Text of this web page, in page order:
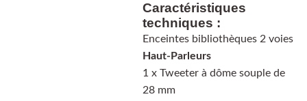
Caractéristiques
techniques :
Enceintes bibliothèques 2 voies
Haut-Parleurs
1 x Tweeter à dôme souple de
28 mm